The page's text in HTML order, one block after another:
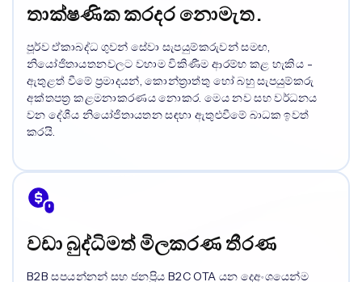
තාක්ෂණික කරදර නොමැත.
පූර්ව ඒකාබද්ධ ගුවන් සේවා සැපයුම්කරුවන් සමඟ,
නියෝජිතායතනවලට වහාම විකිණීම ආරම්භ කළ හැකිය -
ඇතුළත් වීමේ ප්‍රමාදයන්, කොන්ත්‍රාත්තු හෝ බහු සැපයුම්කරු
අක්තපත්‍ර කළමනාකරණය නොකර. මෙය නව සහ වර්ධනය
වන දේශීය නියෝජිතායතන සඳහා ඇතුළුවීමේ බාධක ඉවත්
කරයි.
වඩා බුද්ධිමත් මිලකරණ තීරණ
B2B සපයන්නන් සහ ජනප්‍රිය B2C OTA යන දෙඅංශයෙන්ම